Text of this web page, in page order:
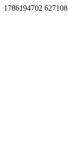
1786194702 627108